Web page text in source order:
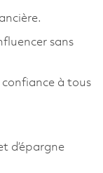
sans
à tous
d’épargne